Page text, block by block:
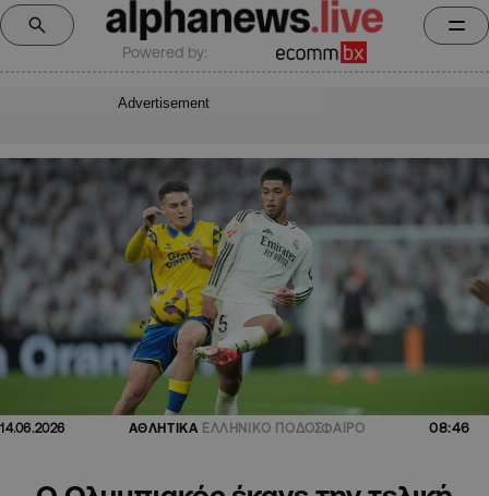
Powered by:
Advertisement
14.06.2026 ΑΘΛΗΤΙΚΑ ΕΛΛΗΝΙΚΟ ΠΟΔΟΣΦΑΙΡΟ 08:46